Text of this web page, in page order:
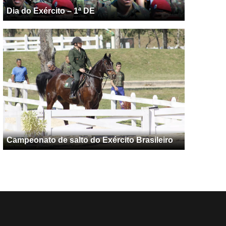
Dia do Exército – 1ª DE
Campeonato de salto do Exército Brasileiro